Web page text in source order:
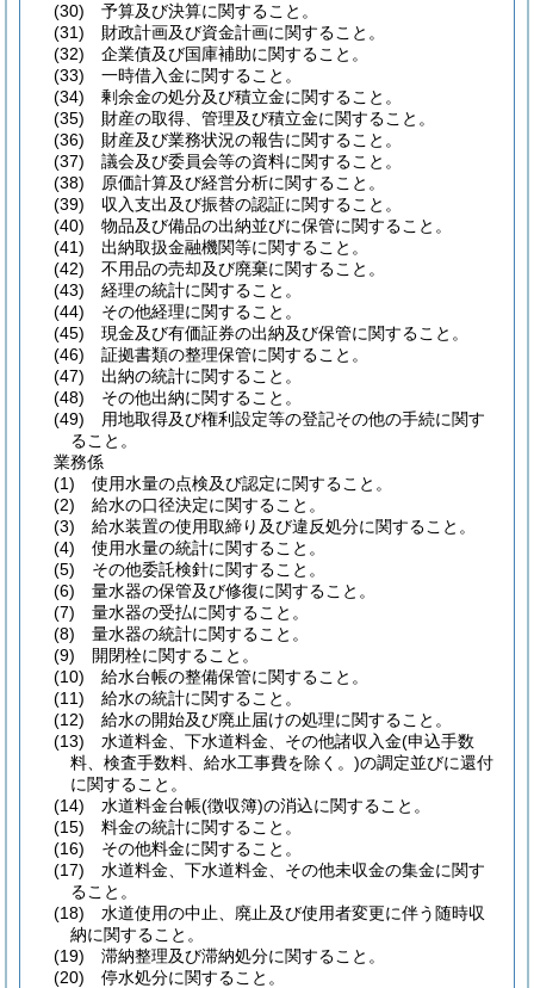
(30) 予算及び決算に関すること。
(31) 財政計画及び資金計画に関すること。
(32) 企業債及び国庫補助に関すること。
(33) 一時借入金に関すること。
(34) 剰余金の処分及び積立金に関すること。
(35) 財産の取得、管理及び積立金に関すること。
(36) 財産及び業務状況の報告に関すること。
(37) 議会及び委員会等の資料に関すること。
(38) 原価計算及び経営分析に関すること。
(39) 収入支出及び振替の認証に関すること。
(40) 物品及び備品の出納並びに保管に関すること。
(41) 出納取扱金融機関等に関すること。
(42) 不用品の売却及び廃棄に関すること。
(43) 経理の統計に関すること。
(44) その他経理に関すること。
(45) 現金及び有価証券の出納及び保管に関すること。
(46) 証拠書類の整理保管に関すること。
(47) 出納の統計に関すること。
(48) その他出納に関すること。
(49) 用地取得及び権利設定等の登記その他の手続に関す
ること。
業務係
(1) 使用水量の点検及び認定に関すること。
(2) 給水の口径決定に関すること。
(3) 給水装置の使用取締り及び違反処分に関すること。
(4) 使用水量の統計に関すること。
(5) その他委託検針に関すること。
(6) 量水器の保管及び修復に関すること。
(7) 量水器の受払に関すること。
(8) 量水器の統計に関すること。
(9) 開閉栓に関すること。
(10) 給水台帳の整備保管に関すること。
(11) 給水の統計に関すること。
(12) 給水の開始及び廃止届けの処理に関すること。
(13) 水道料金、下水道料金、その他諸収入金(申込手数
料、検査手数料、給水工事費を除く。)の調定並びに還付
に関すること。
(14) 水道料金台帳(徴収簿)の消込に関すること。
(15) 料金の統計に関すること。
(16) その他料金に関すること。
(17) 水道料金、下水道料金、その他未収金の集金に関す
ること。
(18) 水道使用の中止、廃止及び使用者変更に伴う随時収
納に関すること。
(19) 滞納整理及び滞納処分に関すること。
(20) 停水処分に関すること。